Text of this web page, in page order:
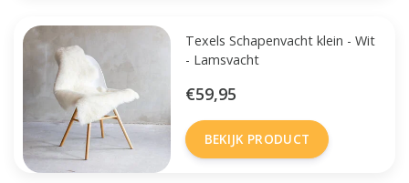
Texels Schapenvacht klein - Wit
- Lamsvacht
€59,95
BEKIJK PRODUCT